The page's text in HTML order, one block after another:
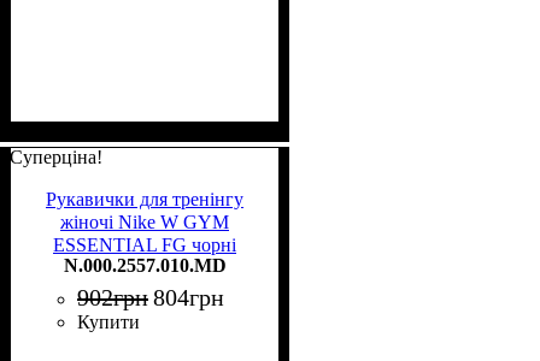
Суперціна!
Рукавички для тренінгу
жіночі Nike W GYM
ESSENTIAL FG чорні
N.000.2557.010.MD
N.000.2557.010.MD
902грн804грн
Купити